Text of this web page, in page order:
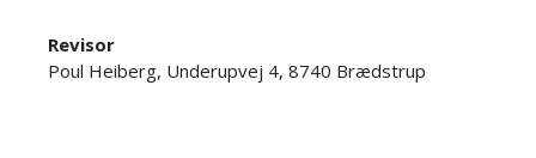
Revisor
Poul Heiberg, Underupvej 4, 8740 Brædstrup